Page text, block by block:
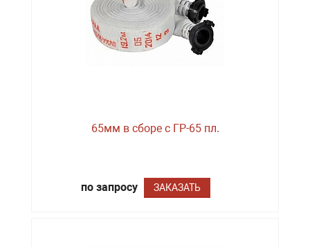
65мм в сборе с ГР-65 пл.
по запросу ЗАКАЗАТЬ